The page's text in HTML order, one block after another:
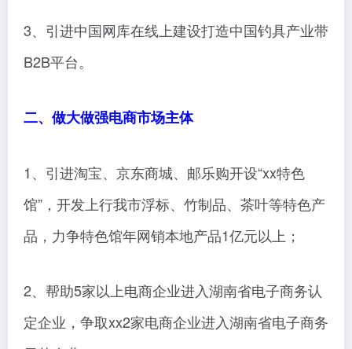
3、引进中国网库在线上建设打造中国钓具产业带
B2B平台。
二、做大做强电商市场主体
1、引进淘宝、京东商城、邮乐购开设“xx特色
馆”，开发上行我市浮标、竹制品、茶叶等特色产
品，力争特色馆年网销本地产品1亿元以上；
2、帮助5家以上电商企业进入湖南省电子商务认
定企业，争取xx2家电商企业进入湖南省电子商务